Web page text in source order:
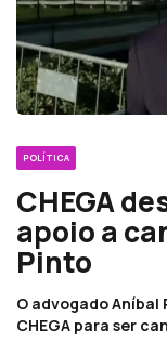
POLÍTICA
CHEGA
apoio a
Pinto
O advogado
CHEGA para ser